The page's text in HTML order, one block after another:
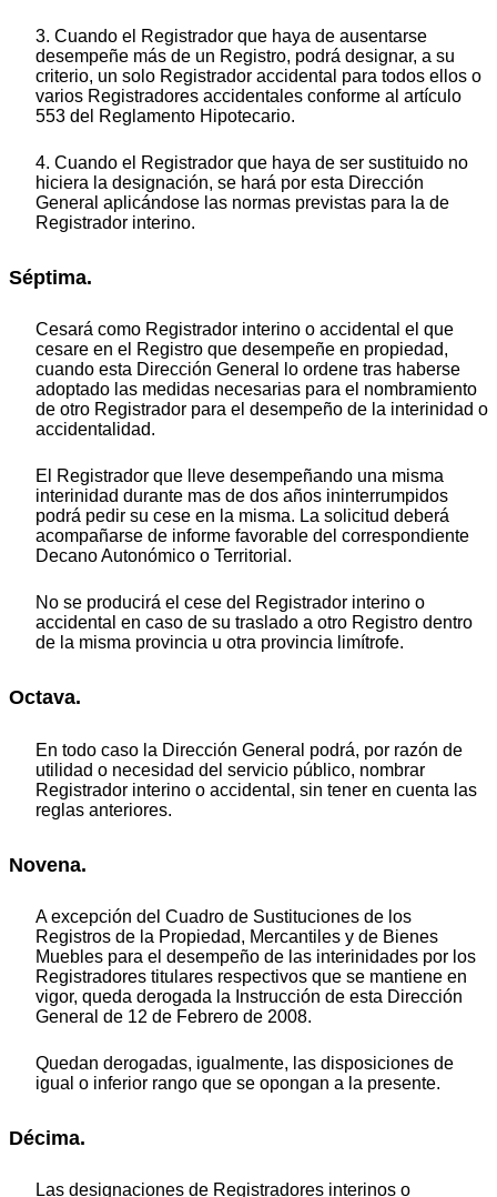
3. Cuando el Registrador que haya de ausentarse
desempeñe más de un Registro, podrá designar, a su
criterio, un solo Registrador accidental para todos ellos o
varios Registradores accidentales conforme al artículo
553 del Reglamento Hipotecario.
4. Cuando el Registrador que haya de ser sustituido no
hiciera la designación, se hará por esta Dirección
General aplicándose las normas previstas para la de
Registrador interino.
Séptima.
Cesará como Registrador interino o accidental el que
cesare en el Registro que desempeñe en propiedad,
cuando esta Dirección General lo ordene tras haberse
adoptado las medidas necesarias para el nombramiento
de otro Registrador para el desempeño de la interinidad o
accidentalidad.
El Registrador que lleve desempeñando una misma
interinidad durante mas de dos años ininterrumpidos
podrá pedir su cese en la misma. La solicitud deberá
acompañarse de informe favorable del correspondiente
Decano Autonómico o Territorial.
No se producirá el cese del Registrador interino o
accidental en caso de su traslado a otro Registro dentro
de la misma provincia u otra provincia limítrofe.
Octava.
En todo caso la Dirección General podrá, por razón de
utilidad o necesidad del servicio público, nombrar
Registrador interino o accidental, sin tener en cuenta las
reglas anteriores.
Novena.
A excepción del Cuadro de Sustituciones de los
Registros de la Propiedad, Mercantiles y de Bienes
Muebles para el desempeño de las interinidades por los
Registradores titulares respectivos que se mantiene en
vigor, queda derogada la Instrucción de esta Dirección
General de 12 de Febrero de 2008.
Quedan derogadas, igualmente, las disposiciones de
igual o inferior rango que se opongan a la presente.
Décima.
Las designaciones de Registradores interinos o